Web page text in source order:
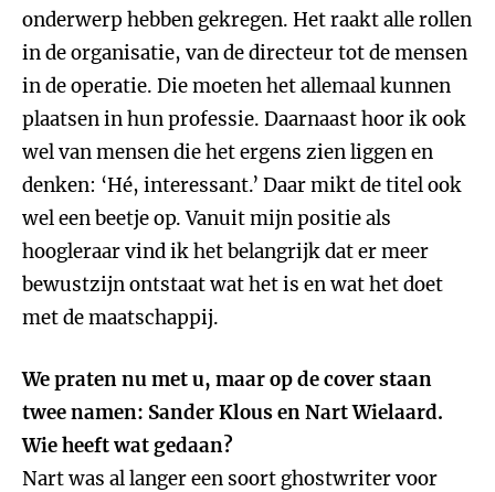
onderwerp hebben gekregen. Het raakt alle rollen
in de organisatie, van de directeur tot de mensen
in de operatie. Die moeten het allemaal kunnen
plaatsen in hun professie. Daarnaast hoor ik ook
wel van mensen die het ergens zien liggen en
denken: ‘Hé, interessant.’ Daar mikt de titel ook
wel een beetje op. Vanuit mijn positie als
hoogleraar vind ik het belangrijk dat er meer
bewustzijn ontstaat wat het is en wat het doet
met de maatschappij.
We praten nu met u, maar op de cover staan
twee namen: Sander Klous en Nart Wielaard.
Wie heeft wat gedaan?
Nart was al langer een soort ghostwriter voor